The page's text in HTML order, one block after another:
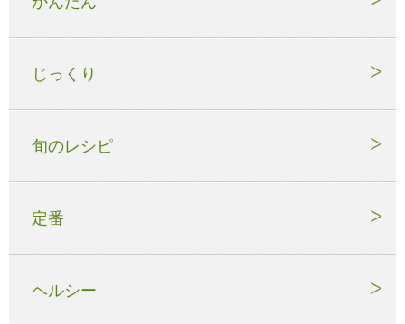
じっくり
旬のレシピ
定番
ヘルシー